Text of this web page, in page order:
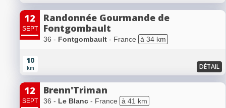
12
SEPT
Randonnée Gourmande de
Fontgombault
36 - Fontgombault - France à 34 km
10
km DÉTAIL
12
SEPT
Brenn'Triman
36 - Le Blanc - France à 41 km